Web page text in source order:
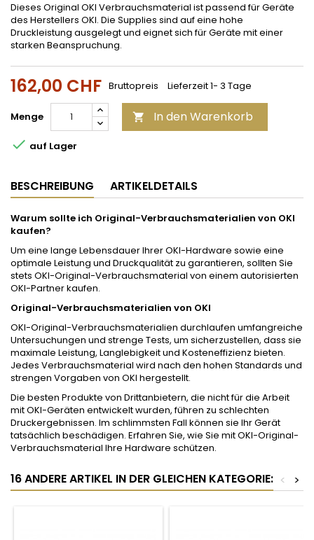
Dieses Original OKI Verbrauchsmaterial ist passend für Geräte
des Herstellers OKI. Die Supplies sind auf eine hohe
Druckleistung ausgelegt und eignet sich für Geräte mit einer
starken Beanspruchung.
162,00 CHF Bruttopreis Lieferzeit 1- 3 Tage
Menge  In den Warenkorb
 auf Lager
BESCHREIBUNG ARTIKELDETAILS
Warum sollte ich Original-Verbrauchsmaterialien von OKI
kaufen?
Um eine lange Lebensdauer Ihrer OKI-Hardware sowie eine
optimale Leistung und Druckqualität zu garantieren, sollten Sie
stets OKI-Original-Verbrauchsmaterial von einem autorisierten
OKI-Partner kaufen.
Original-Verbrauchsmaterialien von OKI
OKI-Original-Verbrauchsmaterialien durchlaufen umfangreiche
Untersuchungen und strenge Tests, um sicherzustellen, dass sie
maximale Leistung, Langlebigkeit und Kosteneffizienz bieten.
Jedes Verbrauchsmaterial wird nach den hohen Standards und
strengen Vorgaben von OKI hergestellt.
Die besten Produkte von Drittanbietern, die nicht für die Arbeit
mit OKI-Geräten entwickelt wurden, führen zu schlechten
Druckergebnissen. Im schlimmsten Fall können sie Ihr Gerät
tatsächlich beschädigen. Erfahren Sie, wie Sie mit OKI-Original-
Verbrauchsmaterial Ihre Hardware schützen.
16 ANDERE ARTIKEL IN DER GLEICHEN KATEGORIE: >
<